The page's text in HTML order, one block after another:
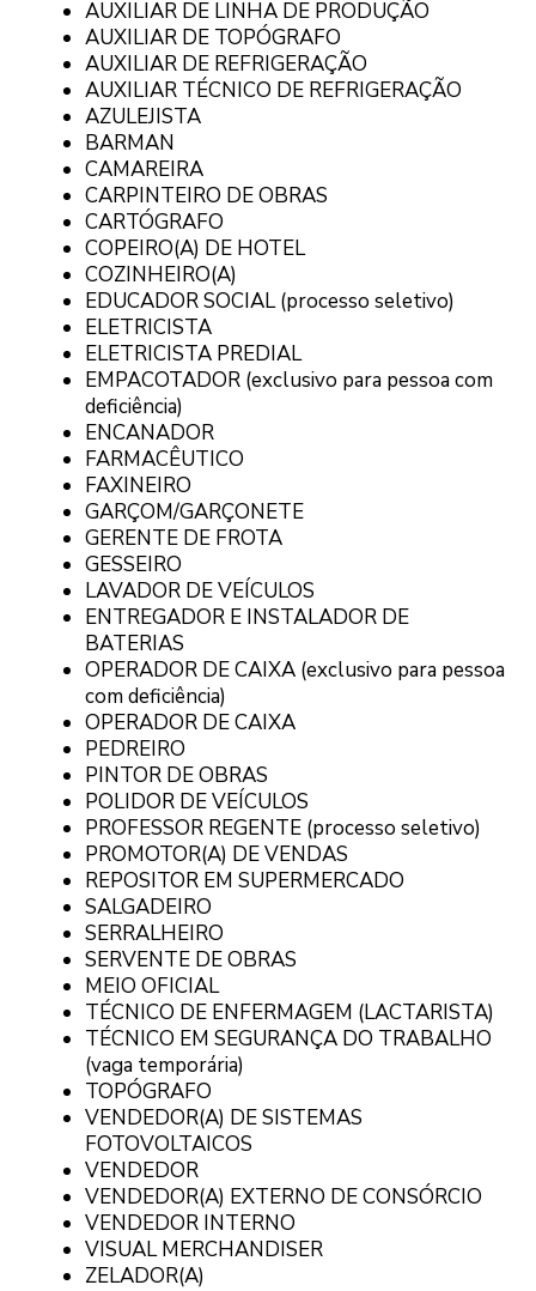
AUXILIAR DE LINHA DE PRODUÇÃO
AUXILIAR DE TOPÓGRAFO
AUXILIAR DE REFRIGERAÇÃO
AUXILIAR TÉCNICO DE REFRIGERAÇÃO
AZULEJISTA
BARMAN
CAMAREIRA
CARPINTEIRO DE OBRAS
CARTÓGRAFO
COPEIRO(A) DE HOTEL
COZINHEIRO(A)
EDUCADOR SOCIAL (processo seletivo)
ELETRICISTA
ELETRICISTA PREDIAL
EMPACOTADOR (exclusivo para pessoa com
deficiência)
ENCANADOR
FARMACÊUTICO
FAXINEIRO
GARÇOM/GARÇONETE
GERENTE DE FROTA
GESSEIRO
LAVADOR DE VEÍCULOS
ENTREGADOR E INSTALADOR DE
BATERIAS
OPERADOR DE CAIXA (exclusivo para pessoa
com deficiência)
OPERADOR DE CAIXA
PEDREIRO
PINTOR DE OBRAS
POLIDOR DE VEÍCULOS
PROFESSOR REGENTE (processo seletivo)
PROMOTOR(A) DE VENDAS
REPOSITOR EM SUPERMERCADO
SALGADEIRO
SERRALHEIRO
SERVENTE DE OBRAS
MEIO OFICIAL
TÉCNICO DE ENFERMAGEM (LACTARISTA)
TÉCNICO EM SEGURANÇA DO TRABALHO
(vaga temporária)
TOPÓGRAFO
VENDEDOR(A) DE SISTEMAS
FOTOVOLTAICOS
VENDEDOR
VENDEDOR(A) EXTERNO DE CONSÓRCIO
VENDEDOR INTERNO
VISUAL MERCHANDISER
ZELADOR(A)